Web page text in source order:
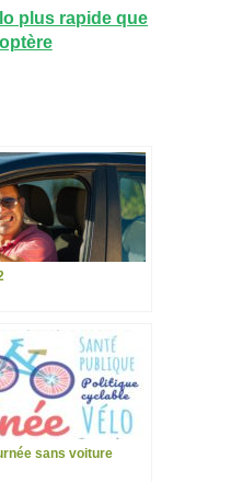
plus rapide que
sans voiture